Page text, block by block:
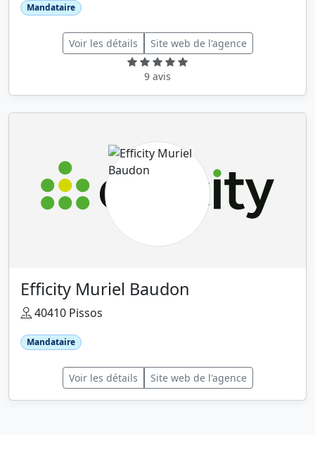
Mandataire
Voir les détails Site web de l'agence
9 avis
Efficity Muriel Baudon
40410 Pissos
Mandataire
Voir les détails Site web de l'agence